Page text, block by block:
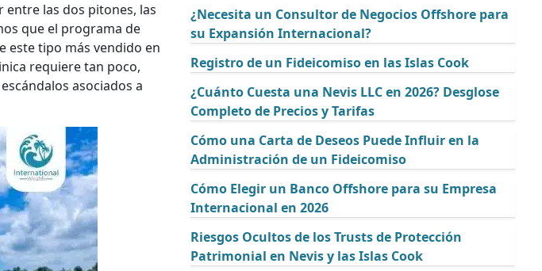
entre las dos pitones, las
que el programa de
este tipo más vendido en
requiere tan poco,
asociados a
¿Necesita un Consultor de Negocios Offshore para
su Expansión Internacional?
Registro de un Fideicomiso en las Islas Cook
¿Cuánto Cuesta una Nevis LLC en 2026? Desglose
Completo de Precios y Tarifas
Cómo una Carta de Deseos Puede Influir en la
Administración de un Fideicomiso
Cómo Elegir un Banco Offshore para su Empresa
Internacional en 2026
Riesgos Ocultos de los Trusts de Protección
Patrimonial en Nevis y las Islas Cook